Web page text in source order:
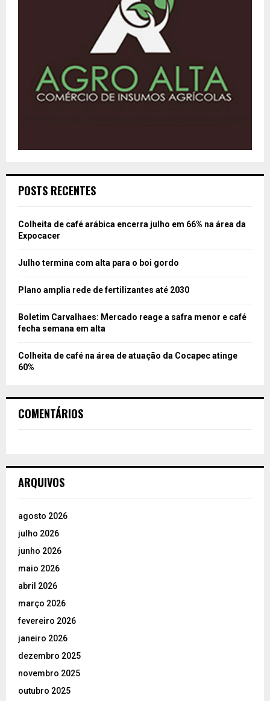
POSTS RECENTES
Colheita de café arábica encerra julho em 66% na área da
Expocacer
Julho termina com alta para o boi gordo
Plano amplia rede de fertilizantes até 2030
Boletim Carvalhaes: Mercado reage a safra menor e café
fecha semana em alta
Colheita de café na área de atuação da Cocapec atinge
60%
COMENTÁRIOS
ARQUIVOS
agosto 2026
julho 2026
junho 2026
maio 2026
abril 2026
março 2026
fevereiro 2026
janeiro 2026
dezembro 2025
novembro 2025
outubro 2025